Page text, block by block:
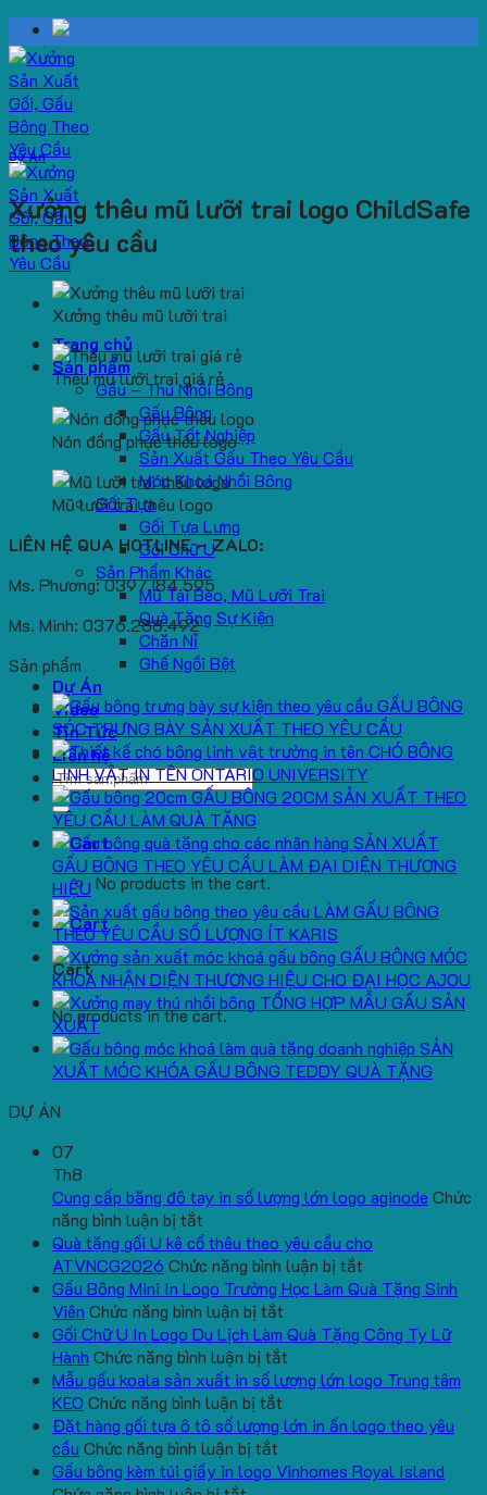
Skip
to
content
Trang chủ
Sản phẩm
Gấu – Thú Nhồi Bông
Gấu Bông
Gấu Tốt Nghiệp
Sản Xuất Gấu Theo Yêu Cầu
Móc Khoá Nhồi Bông
Gối Tựa
Gối Tựa Lưng
Gối Chữ U
Sản Phẩm Khác
Mũ Tai Bèo, Mũ Lưỡi Trai
Quà Tặng Sự Kiện
Chăn Nỉ
Ghế Ngồi Bệt
Dự Án
Video
Tin Tức
Liên hệ
Search
for:
No products in the cart.
Cart
No products in the cart.
Dự Án
Xưởng thêu mũ lưỡi trai logo ChildSafe
theo yêu cầu
Xưởng thêu mũ lưỡi trai
Thêu mũ lưỡi trai giá rẻ
Nón đồng phục thêu logo
Mũ lưỡi trai thêu logo
LIÊN HỆ QUA HOTLINE – ZALO:
Ms. Phương: 0397.184.595
Ms. Minh: 0376.288.492
Sản phẩm
GẤU BÔNG
SÓC TRƯNG BÀY SẢN XUẤT THEO YÊU CẦU
CHÓ BÔNG
LINH VẬT IN TÊN ONTARIO UNIVERSITY
GẤU BÔNG 20CM SẢN XUẤT THEO
YÊU CẦU LÀM QUÀ TẶNG
SẢN XUẤT
GẤU BÔNG THEO YÊU CẦU LÀM ĐẠI DIỆN THƯƠNG
HIỆU
LÀM GẤU BÔNG
THEO YÊU CẦU SỐ LƯỢNG ÍT KARIS
GẤU BÔNG MÓC
KHOÁ NHẬN DIỆN THƯƠNG HIỆU CHO ĐẠI HỌC AJOU
TỔNG HỢP MẪU GẤU SẢN
XUẤT
SẢN
XUẤT MÓC KHÓA GẤU BÔNG TEDDY QUÀ TẶNG
DỰ ÁN
07
Th8
Cung cấp băng đô tay in số lượng lớn logo aginode Chức
năng bình luận bị tắt
Cung
cấp
băng
đô
tay
in
số
lượng
lớn
logo
aginode
Quà tặng gối U kê cổ thêu theo yêu cầu cho
ATVNCG2026 Chức năng bình luận bị tắt
Quà
gối
kê
thêu
yêu
Gấu Bông Mini In Logo Trường Học Làm Quà Tặng Sinh
Viên Chức năng bình luận bị tắt
Gấu
Bông
Mini
Logo
Học
Gối Chữ U In Logo Du Lịch Làm Quà Tặng Công Ty Lữ
Hành Chức năng bình luận bị tắt
Gối
U
Logo
Mẫu gấu koala sản xuất in số lượng lớn logo Trung tâm
KEO Chức năng bình luận bị tắt
Mẫu
koala
Đặt hàng gối tựa ô tô số lượng lớn in ấn logo theo yêu
cầu Chức năng bình luận bị tắt
Đặt
Gấu bông kèm túi giấy in logo Vinhomes Royal Island